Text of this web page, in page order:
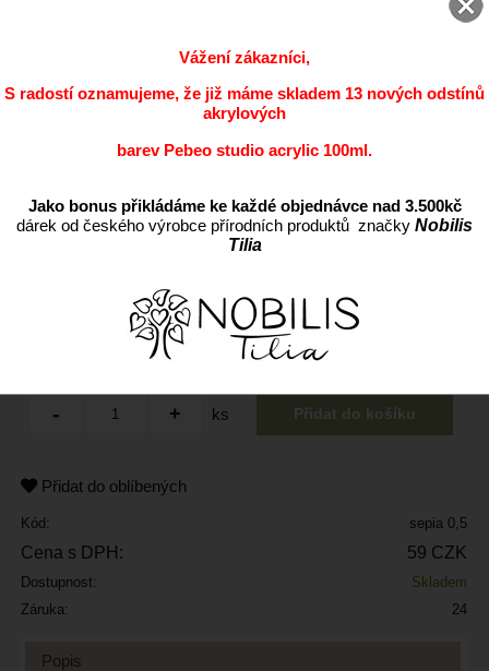
ks
Přidat do oblíbených
Kód: sepia 0,5
Cena s DPH: 59 CZK
Dostupnost:
Skladem
Záruka:
24
Popis
Vážení zákazníci,
S radostí oznamujeme, že již máme skladem 13 nových odstínů
akrylových
barev Pebeo studio acrylic 100ml.
Jako bonus přikládáme ke každé objednávce nad 3.500kč
dárek od českého výrobce přírodních produktů značky Nobilis
Tilia